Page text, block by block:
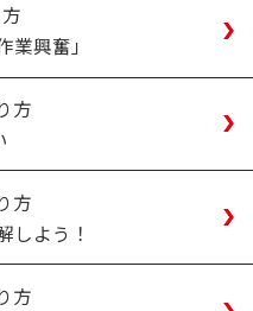
興奮」
方
方
しよう！
方